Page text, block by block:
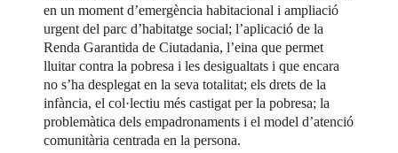
en un moment d’emergència habitacional i ampliació
urgent del parc d’habitatge social; l’aplicació de la
Renda Garantida de Ciutadania, l’eina que permet
lluitar contra la pobresa i les desigualtats i que encara
no s’ha desplegat en la seva totalitat; els drets de la
infància, el col·lectiu més castigat per la pobresa; la
problemàtica dels empadronaments i el model d’atenció
comunitària centrada en la persona.